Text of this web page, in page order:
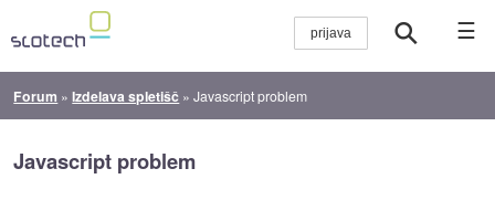
☰
Forum »Izdelava spletišč »Javascript problem
Javascript problem